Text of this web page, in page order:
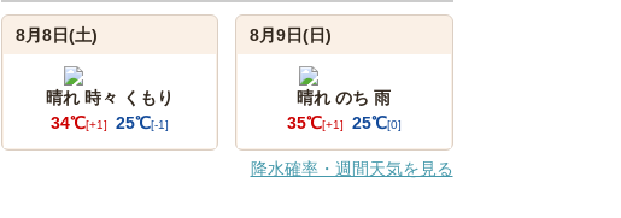
8月8日(土)
晴れ 時々 くもり
34℃[+1] 25℃[-1]
8月9日(日)
晴れ のち 雨
35℃[+1] 25℃[0]
降水確率・週間天気を見る